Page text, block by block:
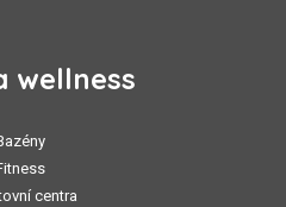
wellness
centra